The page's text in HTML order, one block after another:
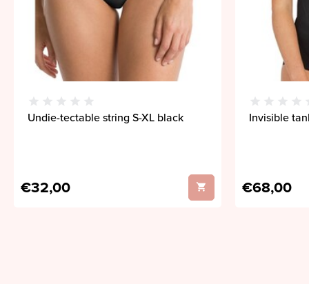
Undie-tectable string S-XL black
€32,00
Invisible
€68,00